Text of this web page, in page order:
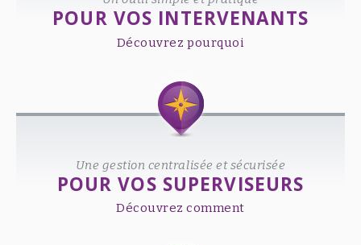
POUR VOS INTERVENANTS
Découvrez pourquoi
Une gestion centralisée et sécurisée
POUR VOS SUPERVISEURS
Découvrez comment